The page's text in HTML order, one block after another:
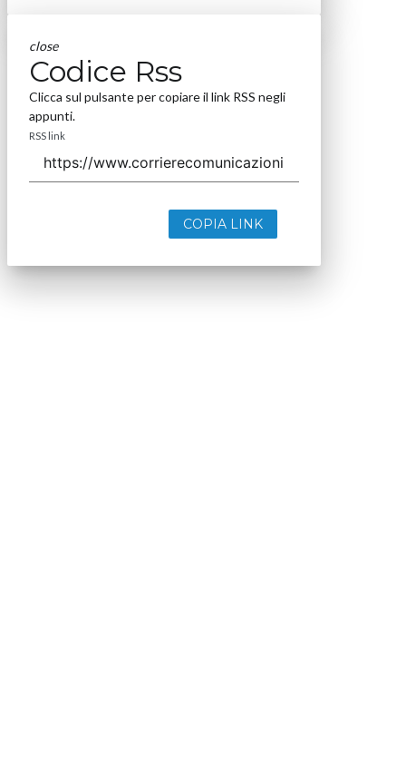
close
Codice Rss
Clicca sul pulsante per copiare il link RSS negli
appunti.
RSS link
COPIA LINK